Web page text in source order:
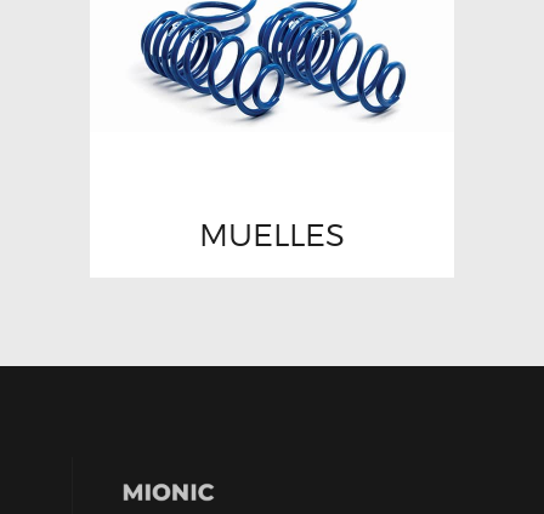
MUELLES